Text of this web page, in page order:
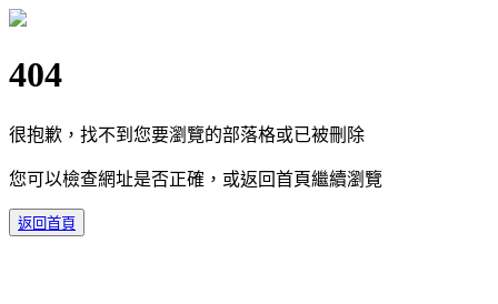
404
很抱歉，找不到您要瀏覽的部落格或已被刪除
您可以檢查網址是否正確，或返回首頁繼續瀏覽
返回首頁